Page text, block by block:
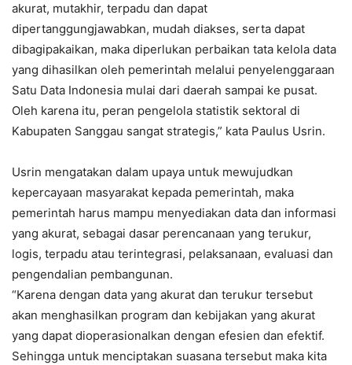
akurat, mutakhir, terpadu dan dapat
dipertanggungjawabkan, mudah diakses, serta dapat
dibagipakaikan, maka diperlukan perbaikan tata kelola data
yang dihasilkan oleh pemerintah melalui penyelenggaraan
Satu Data Indonesia mulai dari daerah sampai ke pusat.
Oleh karena itu, peran pengelola statistik sektoral di
Kabupaten Sanggau sangat strategis,” kata Paulus Usrin.
Usrin mengatakan dalam upaya untuk mewujudkan
kepercayaan masyarakat kepada pemerintah, maka
pemerintah harus mampu menyediakan data dan informasi
yang akurat, sebagai dasar perencanaan yang terukur,
logis, terpadu atau terintegrasi, pelaksanaan, evaluasi dan
pengendalian pembangunan.
“Karena dengan data yang akurat dan terukur tersebut
akan menghasilkan program dan kebijakan yang akurat
yang dapat dioperasionalkan dengan efesien dan efektif.
Sehingga untuk menciptakan suasana tersebut maka kita